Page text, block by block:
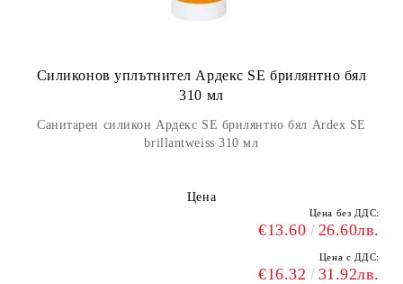
Силиконов уплътнител Ардекс SE брилянтно бял
310 мл
Санитарен силикон Ардекс SE брилянтно бял Ardex SE
brillantweiss 310 мл
Цена
Цена без ДДС:
€13.60 26.60лв.
Цена с ДДС:
€16.32 31.92лв.